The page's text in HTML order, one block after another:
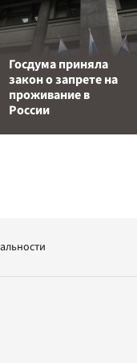
Госдума приняла
закон о запрете на
проживание в
России